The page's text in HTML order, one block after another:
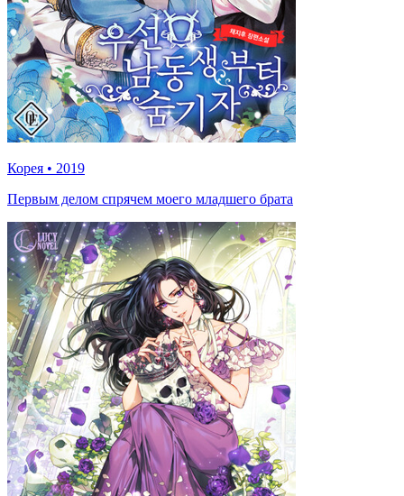
Корея • 2019
Первым делом спрячем моего младшего брата